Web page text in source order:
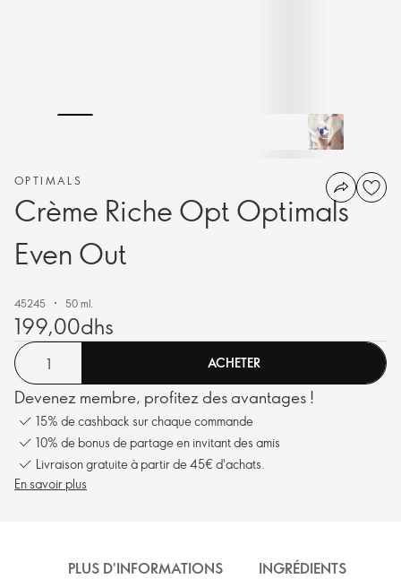
OPTIMALS
Crème Riche Opt Optimals
Even Out
45245 50 ml.
199,00dhs
ACHETER
Devenez membre, profitez des avantages !
15% de cashback sur chaque commande
10% de bonus de partage en invitant des amis
Livraison gratuite à partir de 45€ d'achats.
En savoir plus
PLUS D'INFORMATIONS INGRÉDIENTS